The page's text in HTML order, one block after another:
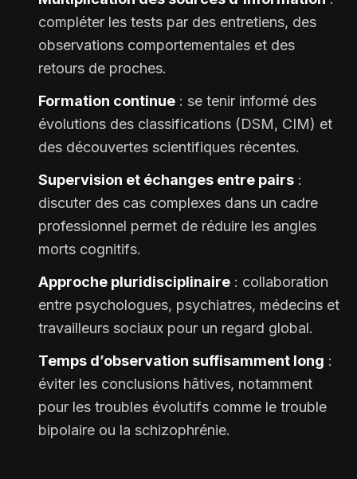
compléter les tests par des entretiens, des
observations comportementales et des
retours de proches.
Formation continue : se tenir informé des
évolutions des classifications (DSM, CIM) et
des découvertes scientifiques récentes.
Supervision et échanges entre pairs :
discuter des cas complexes dans un cadre
professionnel permet de réduire les angles
morts cognitifs.
Approche pluridisciplinaire : collaboration
entre psychologues, psychiatres, médecins et
travailleurs sociaux pour un regard global.
Temps d’observation suffisamment long :
éviter les conclusions hâtives, notamment
pour les troubles évolutifs comme le trouble
bipolaire ou la schizophrénie.